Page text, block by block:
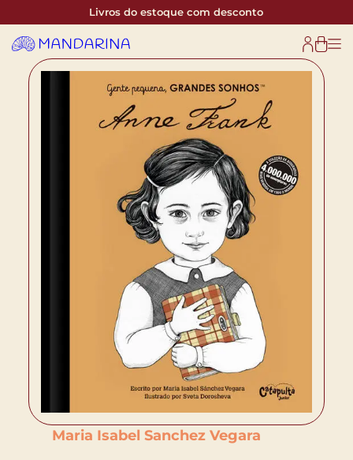
Livros do estoque com desconto
Maria Isabel Sanchez Vegara